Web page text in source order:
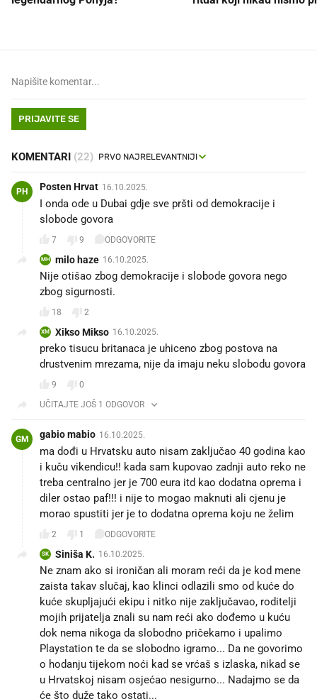
PRIJAVITE SE
KOMENTARI (22)
PH Posten Hrvat 16.10.2025.
I onda ode u Dubai gdje sve pršti od demokracije i
slobode govora
7 9 ODGOVORITE
MH milo haze 16.10.2025.
Nije otišao zbog demokracije i slobode govora nego
zbog sigurnosti.
18 2
XM Xikso Mikso 16.10.2025.
preko tisucu britanaca je uhiceno zbog postova na
drustvenim mrezama, nije da imaju neku slobodu govora
9
0
UČITAJTE JOŠ 1 ODGOVOR
GM gabio mabio 16.10.2025.
ma dođi u Hrvatsku auto nisam zaključao 40 godina kao
i kuču vikendicu!! kada sam kupovao zadnji auto reko ne
treba centralno jer je 700 eura itd kao dodatna oprema i
diler ostao paf!!! i nije to mogao maknuti ali cjenu je
morao spustiti jer je to dodatna oprema koju ne želim
2 1 ODGOVORITE
SK Siniša K. 16.10.2025.
Ne znam ako si ironičan ali moram reći da je kod mene
zaista takav slučaj, kao klinci odlazili smo od kuće do
kuće skupljajući ekipu i nitko nije zaključavao, roditelji
mojih prijatelja znali su nam reći ako dođemo u kuću
dok nema nikoga da slobodno pričekamo i upalimo
Playstation te da se slobodno igramo... Da ne govorimo
o hodanju tijekom noći kad se vrćaš s izlaska, nikad se
u Hrvatskoj nisam osjećao nesigurno... Nadajmo se da
će što duže tako ostati...